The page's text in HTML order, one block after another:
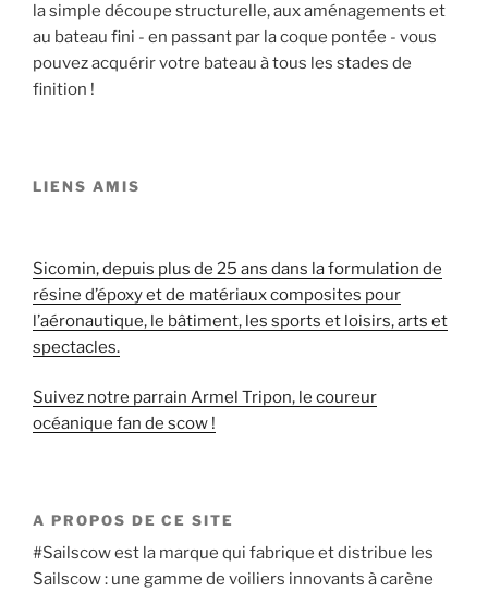
la simple découpe structurelle, aux aménagements et
au bateau fini - en passant par la coque pontée - vous
pouvez acquérir votre bateau à tous les stades de
finition !
LIENS AMIS
Sicomin, depuis plus de 25 ans dans la formulation de
résine d’époxy et de matériaux composites pour
l’aéronautique, le bâtiment, les sports et loisirs, arts et
spectacles.
Suivez notre parrain Armel Tripon, le coureur
océanique fan de scow !
A PROPOS DE CE SITE
#Sailscow est la marque qui fabrique et distribue les
Sailscow : une gamme de voiliers innovants à carène